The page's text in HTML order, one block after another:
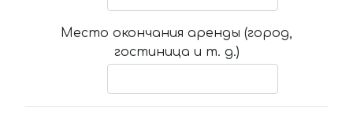
Место окончания аренды (город,
гостиница и т. д.)